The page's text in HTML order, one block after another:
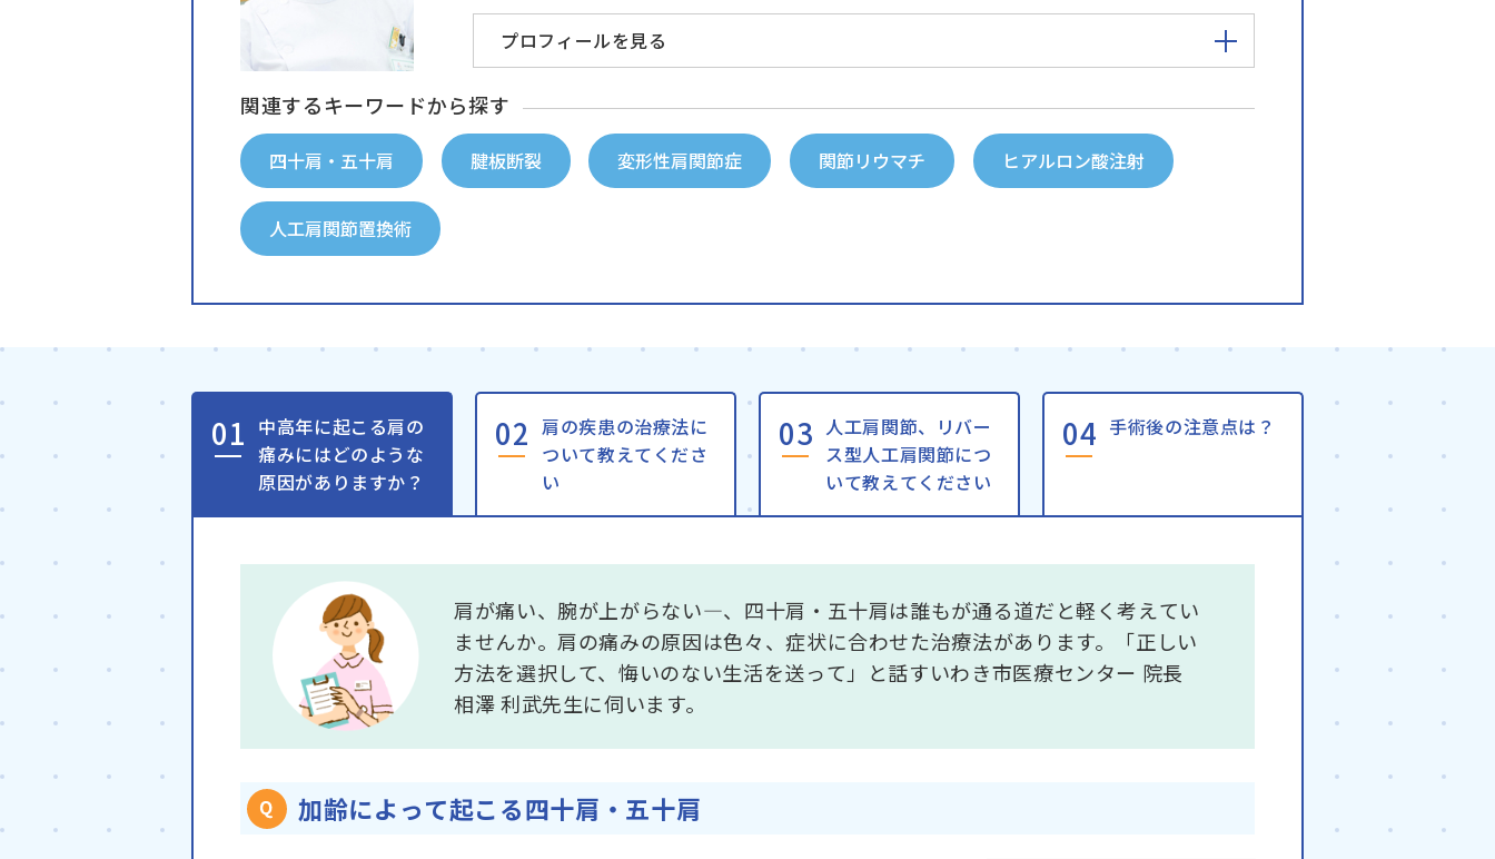
プロフィールを見る
関連するキーワードから探す
四十肩・五十肩 腱板断裂 変形性肩関節症 関節リウマチ ヒアルロン酸注射
人工肩関節置換術
中高年に起こる肩の
痛みにはどのような
原因がありますか？
肩の疾患の治療法に
ついて教えてくださ
い
人工肩関節、リバー
ス型人工肩関節につ
いて教えてください
手術後の注意点は？
肩が痛い、腕が上がらない―、四十肩・五十肩は誰もが通る道だと軽く考えてい
ませんか。肩の痛みの原因は色々、症状に合わせた治療法があります。「正しい
方法を選択して、悔いのない生活を送って」と話すいわき市医療センター 院長
相澤 利武先生に伺います。
加齢によって起こる四十肩・五十肩